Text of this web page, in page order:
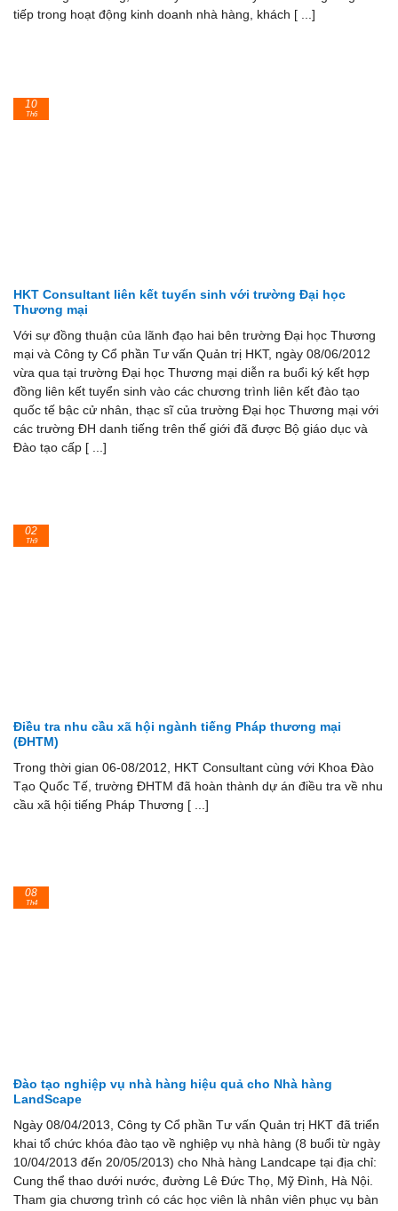
tiếp trong hoạt động kinh doanh nhà hàng, khách [ ...]
HKT Consultant liên kết tuyển sinh với trường Đại học
Thương mại
Với sự đồng thuận của lãnh đạo hai bên trường Đại học Thương
mại và Công ty Cổ phần Tư vấn Quản trị HKT, ngày 08/06/2012
vừa qua tại trường Đại học Thương mại diễn ra buổi ký kết hợp
đồng liên kết tuyển sinh vào các chương trình liên kết đào tạo
quốc tế bậc cử nhân, thạc sĩ của trường Đại học Thương mại với
các trường ĐH danh tiếng trên thế giới đã được Bộ giáo dục và
Đào tạo cấp [ ...]
10
Th6
Điều tra nhu cầu xã hội ngành tiếng Pháp thương mại
(ĐHTM)
Trong thời gian 06-08/2012, HKT Consultant cùng với Khoa Đào
Tạo Quốc Tế, trường ĐHTM đã hoàn thành dự án điều tra về nhu
cầu xã hội tiếng Pháp Thương [ ...]
02
Th9
Đào tạo nghiệp vụ nhà hàng hiệu quả cho Nhà hàng
LandScape
Ngày 08/04/2013, Công ty Cổ phần Tư vấn Quản trị HKT đã triển
khai tổ chức khóa đào tạo về nghiệp vụ nhà hàng (8 buổi từ ngày
10/04/2013 đến 20/05/2013) cho Nhà hàng Landcape tại địa chỉ:
Cung thể thao dưới nước, đường Lê Đức Thọ, Mỹ Đình, Hà Nội.
Tham gia chương trình có các học viên là nhân viên phục vụ bàn
08
Th4